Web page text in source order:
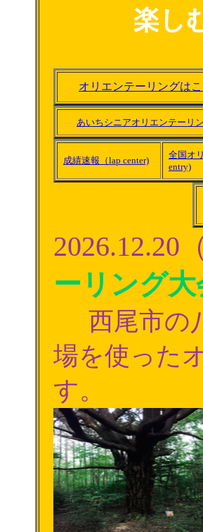
楽し
オリエンテーリングは
あいちシニアオリエンテーリ
成績速報（lap center)
全国オ
entry)
ーリング大
西尾市の
場を使った
す。